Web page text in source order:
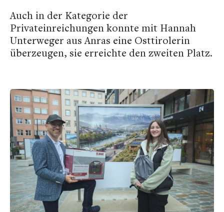
Auch in der Kategorie der
Privateinreichungen konnte mit Hannah
Unterweger aus Anras eine Osttirolerin
überzeugen, sie erreichte den zweiten Platz.